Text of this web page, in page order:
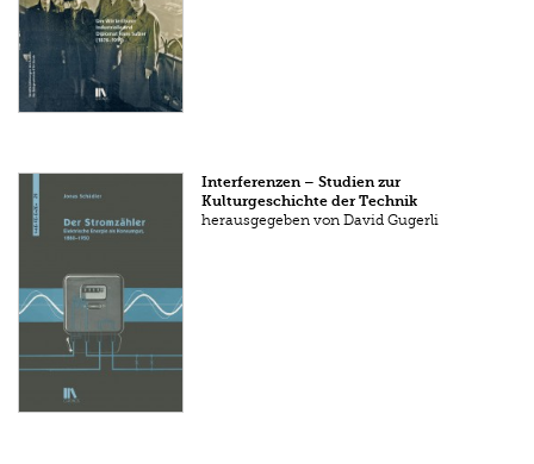
Interferenzen – Studien zur
Kulturgeschichte der Technik
herausgegeben von David Gugerli